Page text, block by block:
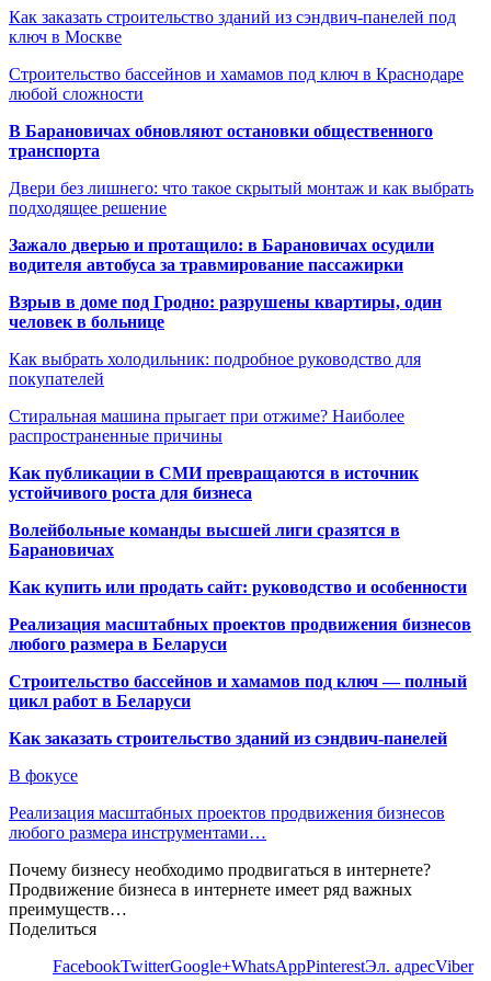
Как заказать строительство зданий из сэндвич-панелей под
ключ в Москве
Строительство бассейнов и хамамов под ключ в Краснодаре
любой сложности
В Барановичах обновляют остановки общественного
транспорта
Двери без лишнего: что такое скрытый монтаж и как выбрать
подходящее решение
Зажало дверью и протащило: в Барановичах осудили
водителя автобуса за травмирование пассажирки
Взрыв в доме под Гродно: разрушены квартиры, один
человек в больнице
Как выбрать холодильник: подробное руководство для
покупателей
Стиральная машина прыгает при отжиме? Наиболее
распространенные причины
Как публикации в СМИ превращаются в источник
устойчивого роста для бизнеса
Волейбольные команды высшей лиги сразятся в
Барановичах
Как купить или продать сайт: руководство и особенности
Реализация масштабных проектов продвижения бизнесов
любого размера в Беларуси
Строительство бассейнов и хамамов под ключ — полный
цикл работ в Беларуси
Как заказать строительство зданий из сэндвич-панелей
В фокусе
Реализация масштабных проектов продвижения бизнесов
любого размера инструментами…
Почему бизнесу необходимо продвигаться в интернете?
Продвижение бизнеса в интернете имеет ряд важных
преимуществ…
Поделиться
FacebookTwitterGoogle+WhatsAppPinterestЭл. адресViber